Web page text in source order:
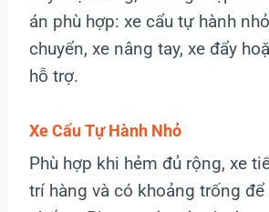
án phù hợp: xe cẩu tự hành
chuyển, xe nâng tay, xe đẩy
hỗ trợ.
Xe Cẩu Tự Hành Nhỏ
Phù hợp khi hẻm đủ rộng, xe
trí hàng và có khoảng trống